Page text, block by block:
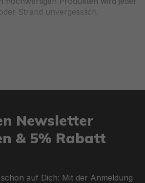
Strand unvergesslich.
die ganze Familie
Schwimmringe und
niedlichen Designs bis zu
wie Haltegriffen oder Netzflächen
jeden Geschmack und jedes Alter
Mit robustem PVC,
einfacher Handhabung sorgen
Newsletter
& 5% Rabatt
auf Dich: Mit der Anmeldung